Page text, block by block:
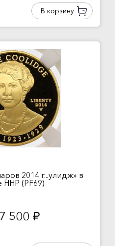
В корзину
2014 г...улидж» в
ННР (PF69)
500 руб.